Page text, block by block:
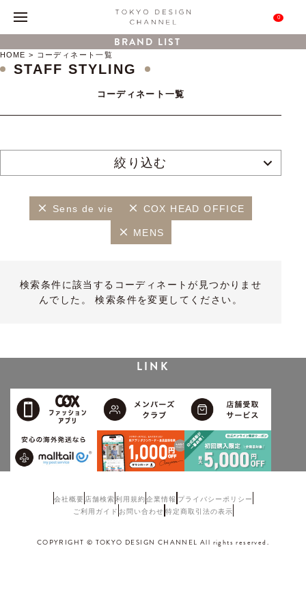
0
BRAND LIST
HOME コーディネート一覧
STAFF STYLING
コーディネート一覧
絞り込む
Sens de vie COX HEAD OFFICE
MENS
検索条件に該当するコーディネートが見つかりませ
んでした。 検索条件を変更してください。
LINK
会社概要 店舗検索利用規約企業情報 プライバシーポリシー
ご利用ガイド お問い合わせ 特定商取引法の表示
COPYRIGHT © TOKYO DESIGN CHANNEL All rights reserved.